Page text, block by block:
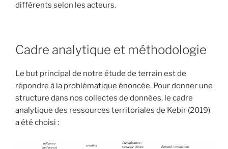
différents selon les acteurs.
Cadre analytique et méthodologie
Le but principal de notre étude de terrain est de
répondre à la problématique énoncée. Pour donner une
structure dans nos collectes de données, le cadre
analytique des ressources territoriales de Kebir (2019)
a été choisi :